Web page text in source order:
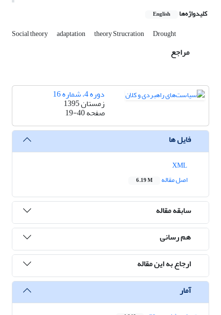
کلیدواژه‌ها English
Social theory adaptation theory Strucration Drought
مراجع
دوره 4، شماره 16
زمستان 1395
صفحه19-40
فایل ها
اصل مقاله
6.19 M
سابقه مقاله
هم رسانی
ارجاع به این مقاله
آمار